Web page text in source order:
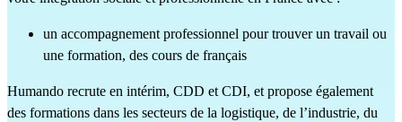
un accompagnement professionnel pour trouver un travail ou
une formation, des cours de français
Humando recrute en intérim, CDD et CDI, et propose également
des formations dans les secteurs de la logistique, de l’industrie, du